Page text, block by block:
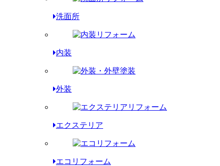
洗面所
内装
外装
エクステリア
エコリフォーム